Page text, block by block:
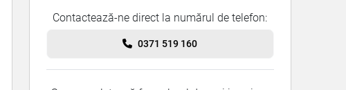
Contactează-ne direct la numărul de telefon:
0371 519 160